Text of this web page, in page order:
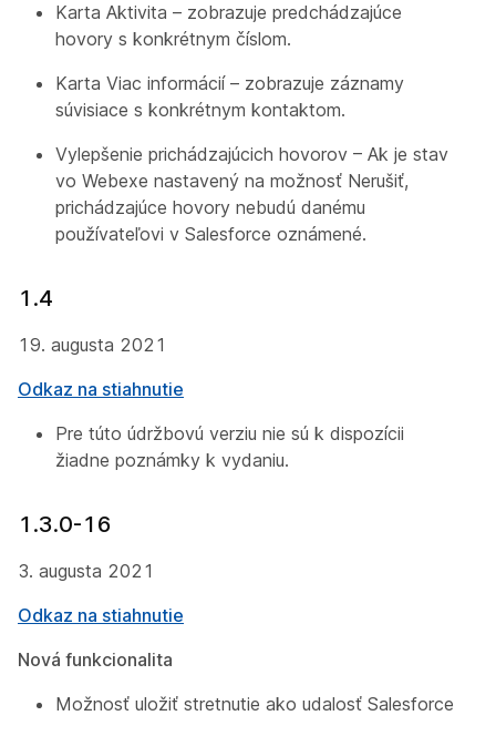
Karta Aktivita – zobrazuje predchádzajúce
hovory s konkrétnym číslom.
Karta Viac informácií – zobrazuje záznamy
súvisiace s konkrétnym kontaktom.
Vylepšenie prichádzajúcich hovorov – Ak je stav
vo Webexe nastavený na možnosť Nerušiť,
prichádzajúce hovory nebudú danému
používateľovi v Salesforce oznámené.
1.4
19. augusta 2021
Odkaz na stiahnutie
Pre túto údržbovú verziu nie sú k dispozícii
žiadne poznámky k vydaniu.
1.3.0-16
3. augusta 2021
Odkaz na stiahnutie
Nová funkcionalita
Možnosť uložiť stretnutie ako udalosť Salesforce